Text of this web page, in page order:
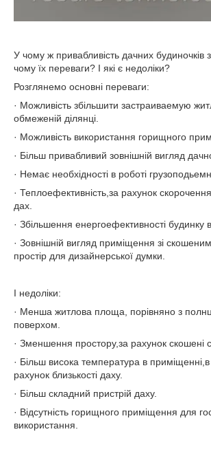
У чому ж привабливість дачних
чому їх переваги? І які є недоліки?
Розглянемо основні переваги:
· Можливість збільшити застраиваемую
обмеженій ділянці.
· Можливість використання горищного
· Більш привабливий зовнішній вигляд
· Немає необхідності в роботі
· Теплоефективність,за рахунок
дах.
· Збільшення енергоефективності будинку
· Зовнішній вигляд приміщення зі
простір для дизайнерської думки.
І недоліки:
· Менша житлова площа, порівняно з
поверхом.
· Зменшення простору,за рахунок скошені
· Більш висока температура в
рахунок близькості даху.
· Більш складний пристрій даху.
· Відсутність горищного приміщення для
використання.